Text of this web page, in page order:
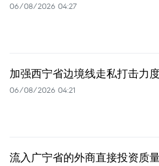
06/08/2026 04:27
加强西宁省边境线走私打击力度
06/08/2026 04:21
流入广宁省的外商直接投资质